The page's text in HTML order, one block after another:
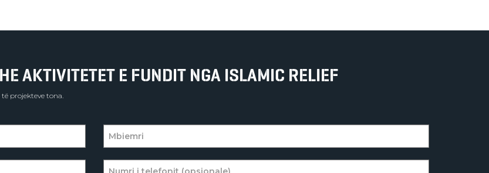
AKTIVITETET E FUNDIT NGA ISLAMIC RELIEF
projekteve tona.